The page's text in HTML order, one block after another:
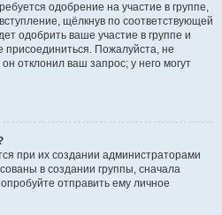
одобрение на участие в группе,
щёлкнув по соответствующей
одобрить ваше участие в группе и
присоединиться. Пожалуйста, не
отклонил ваш запрос; у него могут
при их создании администраторами
в создании группы, сначала
отправить ему личное